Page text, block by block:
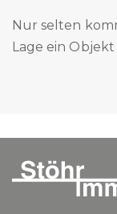
Nur selten
Lage ein